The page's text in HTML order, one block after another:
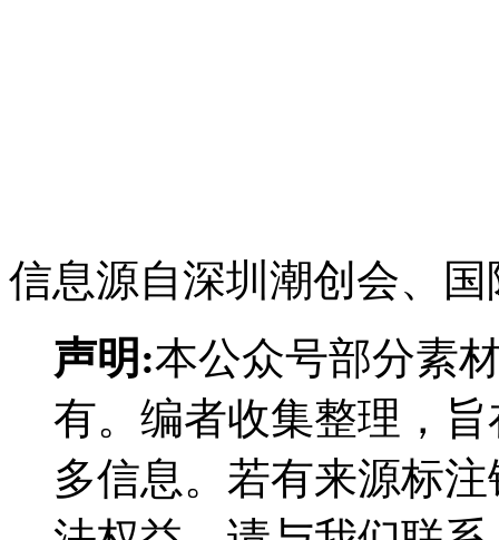
信息源自深圳潮创会、
声明:本公众号部分素
有。编者收集整理，
多信息。若有来源标